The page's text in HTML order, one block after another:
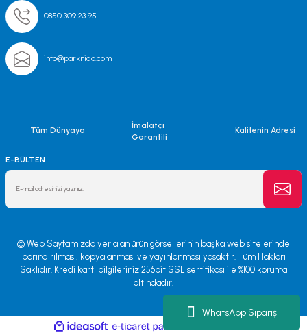
WhatsApp Sipariş
0850 309 23 95
info@parknida.com
Tüm Dünyaya
İmalatçı
Garantili
Kalitenin Adresi
E-BÜLTEN
© Web Sayfamızda yer alan ürün görsellerinin başka web sitelerinde
barındırılması, kopyalanması ve yayınlanması yasaktır. Tüm Hakları
Saklıdır. Kredi kartı bilgileriniz 256bit SSL sertifikası ile %100 koruma
altındadır.
ideasoft